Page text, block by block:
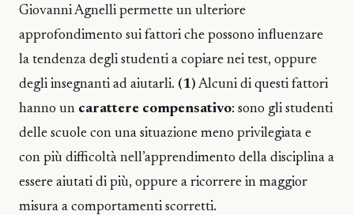
Giovanni Agnelli permette un ulteriore
approfondimento sui fattori che possono influenzare
la tendenza degli studenti a copiare nei test, oppure
degli insegnanti ad aiutarli. (1) Alcuni di questi fattori
hanno un carattere compensativo: sono gli studenti
delle scuole con una situazione meno privilegiata e
con più difficoltà nell’apprendimento della disciplina a
essere aiutati di più, oppure a ricorrere in maggior
misura a comportamenti scorretti.